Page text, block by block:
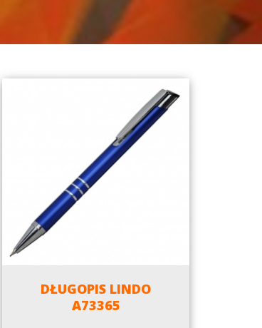
DŁUGOPIS LINDO
A73365